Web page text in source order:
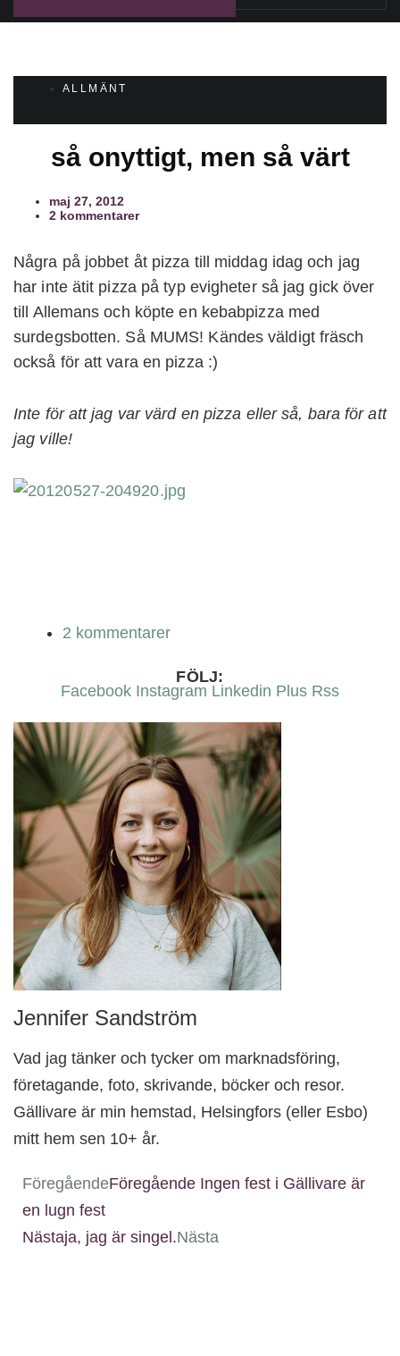
ALLMÄNT
så onyttigt, men så värt
maj 27, 2012
2 kommentarer
Några på jobbet åt pizza till middag idag och jag
har inte ätit pizza på typ evigheter så jag gick över
till Allemans och köpte en kebabpizza med
surdegsbotten. Så MUMS! Kändes väldigt fräsch
också för att vara en pizza :)
Inte för att jag var värd en pizza eller så, bara för att
jag ville!
2 kommentarer
FÖLJ:
Facebook Instagram Linkedin Plus Rss
Jennifer Sandström
Vad jag tänker och tycker om marknadsföring,
företagande, foto, skrivande, böcker och resor.
Gällivare är min hemstad, Helsingfors (eller Esbo)
mitt hem sen 10+ år.
FöregåendeFöregående Ingen fest i Gällivare är
en lugn fest
Nästaja, jag är singel.Nästa